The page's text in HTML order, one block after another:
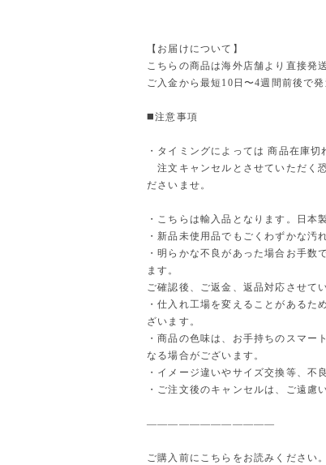
【お届けについて】
こちらの商品は海外店舗より直接発
ご入金から最短10日〜4週間前後で発
◼️注意事項
・タイミングによっては 商品在庫切
注文キャンセルとさせていただく
ださいませ。
・こちらは輸入品となります。日本
・新品未使用品でもごくわずかな汚
・明らかな不良があった場合お手数
ます。
ご確認後、ご返金、返品対応させて
・仕入れ工場を変えることがあるた
ざいます。
・商品の色味は、お手持ちのスマー
なる場合がございます。
・イメージ違いやサイズ交換等、不
・ご注文後のキャンセルは、ご遠慮
————————————
ご購入前にこちらをお読みください。